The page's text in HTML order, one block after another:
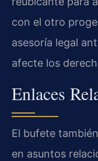
con el otro
asesoría legal
afecte los
Enlaces
El bufete
en asuntos